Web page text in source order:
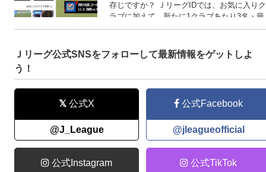
存じですか？ ＪリーグIDでは、お気に入りク
ラブに加えて、新たに1クラブあたり3名・最
大3クラブまで“お気に入り選手”を登録できる
在籍している選手が登録対象です）。 今回の
Ｊ楽では、この「お気に入り選手登録」機能
Ｊリーグ公式SNSをフォローして最新情報をゲットしよ
う！
公式X
@J_League
公式Facebook
@jleagueofficial
公式Instagram 公式TikTok